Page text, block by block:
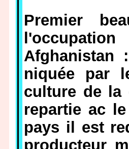
Premier
Afghanistan
niquée par
culture de la
repartie ac
pays il est
producteur